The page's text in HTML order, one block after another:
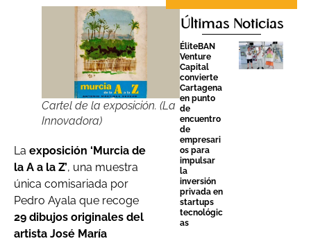
Cartel de la exposición. (La
Innovadora)
La exposición ‘Murcia de
la A a la Z’, una muestra
única comisariada por
Pedro Ayala que recoge
29 dibujos originales del
artista José María
Últimas Noticias
ÉliteBAN
Venture
Capital
convierte
Cartagena
en punto
de
encuentro
de
empresari
os para
impulsar
la
inversión
privada en
startups
tecnológic
as